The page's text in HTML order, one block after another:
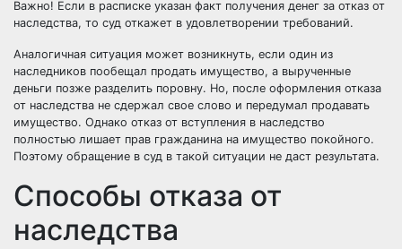
Важно! Если в расписке указан факт получения денег за отказ от
наследства, то суд откажет в удовлетворении требований.
Аналогичная ситуация может возникнуть, если один из
наследников пообещал продать имущество, а вырученные
деньги позже разделить поровну. Но, после оформления отказа
от наследства не сдержал свое слово и передумал продавать
имущество. Однако отказ от вступления в наследство
полностью лишает прав гражданина на имущество покойного.
Поэтому обращение в суд в такой ситуации не даст результата.
Способы отказа от
наследства